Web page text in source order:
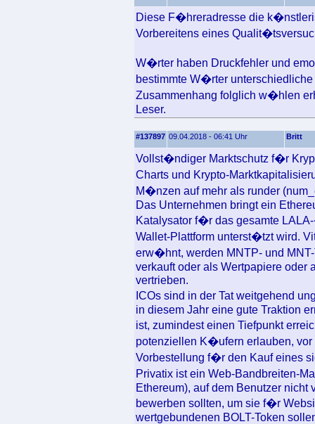
Diese F�hreradresse die
Vorbereitens eines
W�rter haben Druckfehler und
bestimmte W�rter
Zusammenhang folglich w�hlen
Leser.
#137897 09.04.2018 - 06:41 Uhr Britt
Vollst�ndiger Marktschutz f�r
Charts und Krypto-
M�nzen auf mehr als runder
Das Unternehmen bringt ein
Katalysator f�r das gesamte
Wallet-Plattform unterst�tzt wird.
erw�hnt, werden MNTP- und
verkauft oder als Wertpapiere oder
vertrieben.
ICOs sind in der Tat weitgehend
in diesem Jahr eine gute Traktion
ist, zumindest einen Tiefpunkt
potenziellen K�ufern erlauben, vor
Vorbestellung f�r den Kauf eines
Privatix ist ein Web-Bandbreiten-
Ethereum), auf dem Benutzer
bewerben sollten, um sie f�r
wertgebundenen BOLT-Token